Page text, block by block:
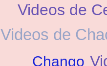
Videos de
Videos de
Chango